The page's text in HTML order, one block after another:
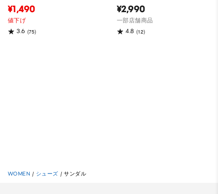
¥1,490
値下げ
3.6 (75)
¥2,990
一部店舗商品
4.8 (12)
WOMEN / シューズ / サンダル